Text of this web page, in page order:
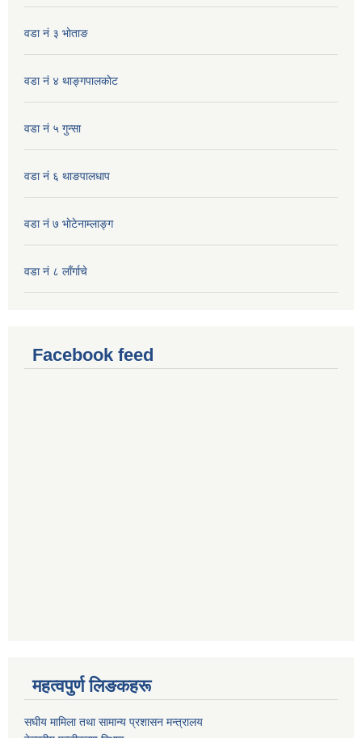
वडा नं ३ भाेताङ
वडा नं ४ थाङ्गपालकाेट
वडा नं ५ गुन्सा
वडा नं ६ थाङपालधाप
वडा नं ७ भाेटेनाम्लाङ्ग
वडा नं ८ लाँर्गाचे
Facebook feed
महत्वपुर्ण लिङकहरू
स‌घीय मामिला तथा सामान्य प्रशासन मन्त्रालय